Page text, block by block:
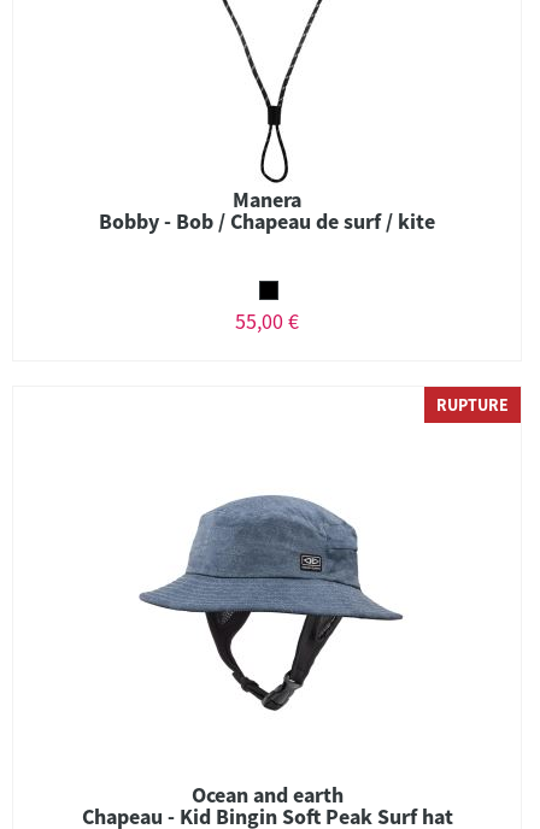
Manera
Bobby - Bob / Chapeau de surf / kite
55,00 €
RUPTURE
Ocean and earth
Chapeau - Kid Bingin Soft Peak Surf hat